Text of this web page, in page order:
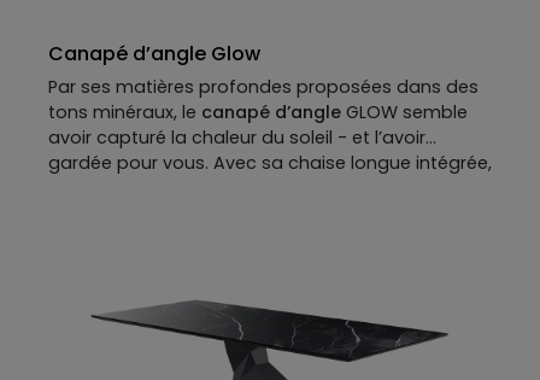
Canapé d’angle Glow
Par ses matières profondes proposées dans des
tons minéraux, le canapé d’angle GLOW semble
avoir capturé la chaleur du soleil - et l’avoir
gardée pour vous. Avec sa chaise longue intégrée,